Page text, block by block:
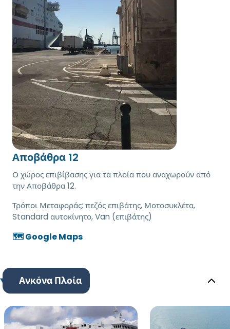
Αποβάθρα 12
Ο χώρος επιβίβασης για τα πλοία που αναχωρούν από
την Αποβάθρα 12.
Τρόποι Μεταφοράς: πεζός επιβάτης, Μοτοσυκλέτα,
Standard αυτοκίνητο, Van (επιβάτης)
🗺️ Google Maps
Ανκόνα Πλοία